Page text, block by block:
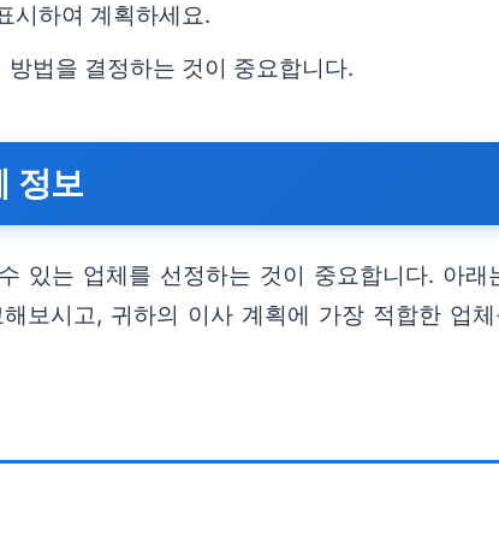
시하여 계획하세요.
법을 결정하는 것이 중요합니다.
정보
있는 업체를 선정하는 것이 중요합니다. 아
보시고, 귀하의 이사 계획에 가장 적합한 업